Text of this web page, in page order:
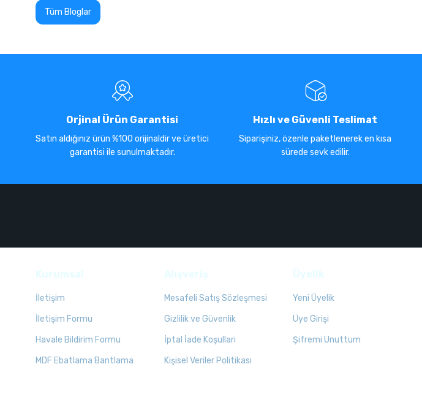
Tüm Bloglar
Orjinal Ürün Garantisi
Satın aldığınız ürün %100 orijinaldir ve üretici
garantisi ile sunulmaktadır.
Hızlı ve Güvenli Teslimat
Siparişiniz, özenle paketlenerek en kısa
sürede sevk edilir.
İletişim
İletişim Formu
Havale Bildirim Formu
MDF Ebatlama Bantlama
Mesafeli Satış Sözleşmesi
Gizlilik ve Güvenlik
İptal İade Koşullari
Kişisel Veriler Politikası
Yeni Üyelik
Üye Girişi
Şifremi Unuttum